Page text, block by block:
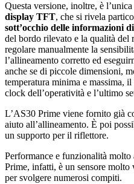
Questa versione, inoltre, è
display TFT, che si rivela
sott’occhio delle informazioni
del bordo rilevato e la qualità del
regolare manualmente la
l’allineamento corretto ed
anche se di piccole dimensioni,
temperatura minima e massima,
clock dell’operatività e l’ultimo
L’AS30 Prime viene fornito già
aiuto all’allineamento. È poi
un supporto per il riflettore.
Performance e funzionalità
Prime, infatti, è un sensore molto
per svolgere numerosi compiti.